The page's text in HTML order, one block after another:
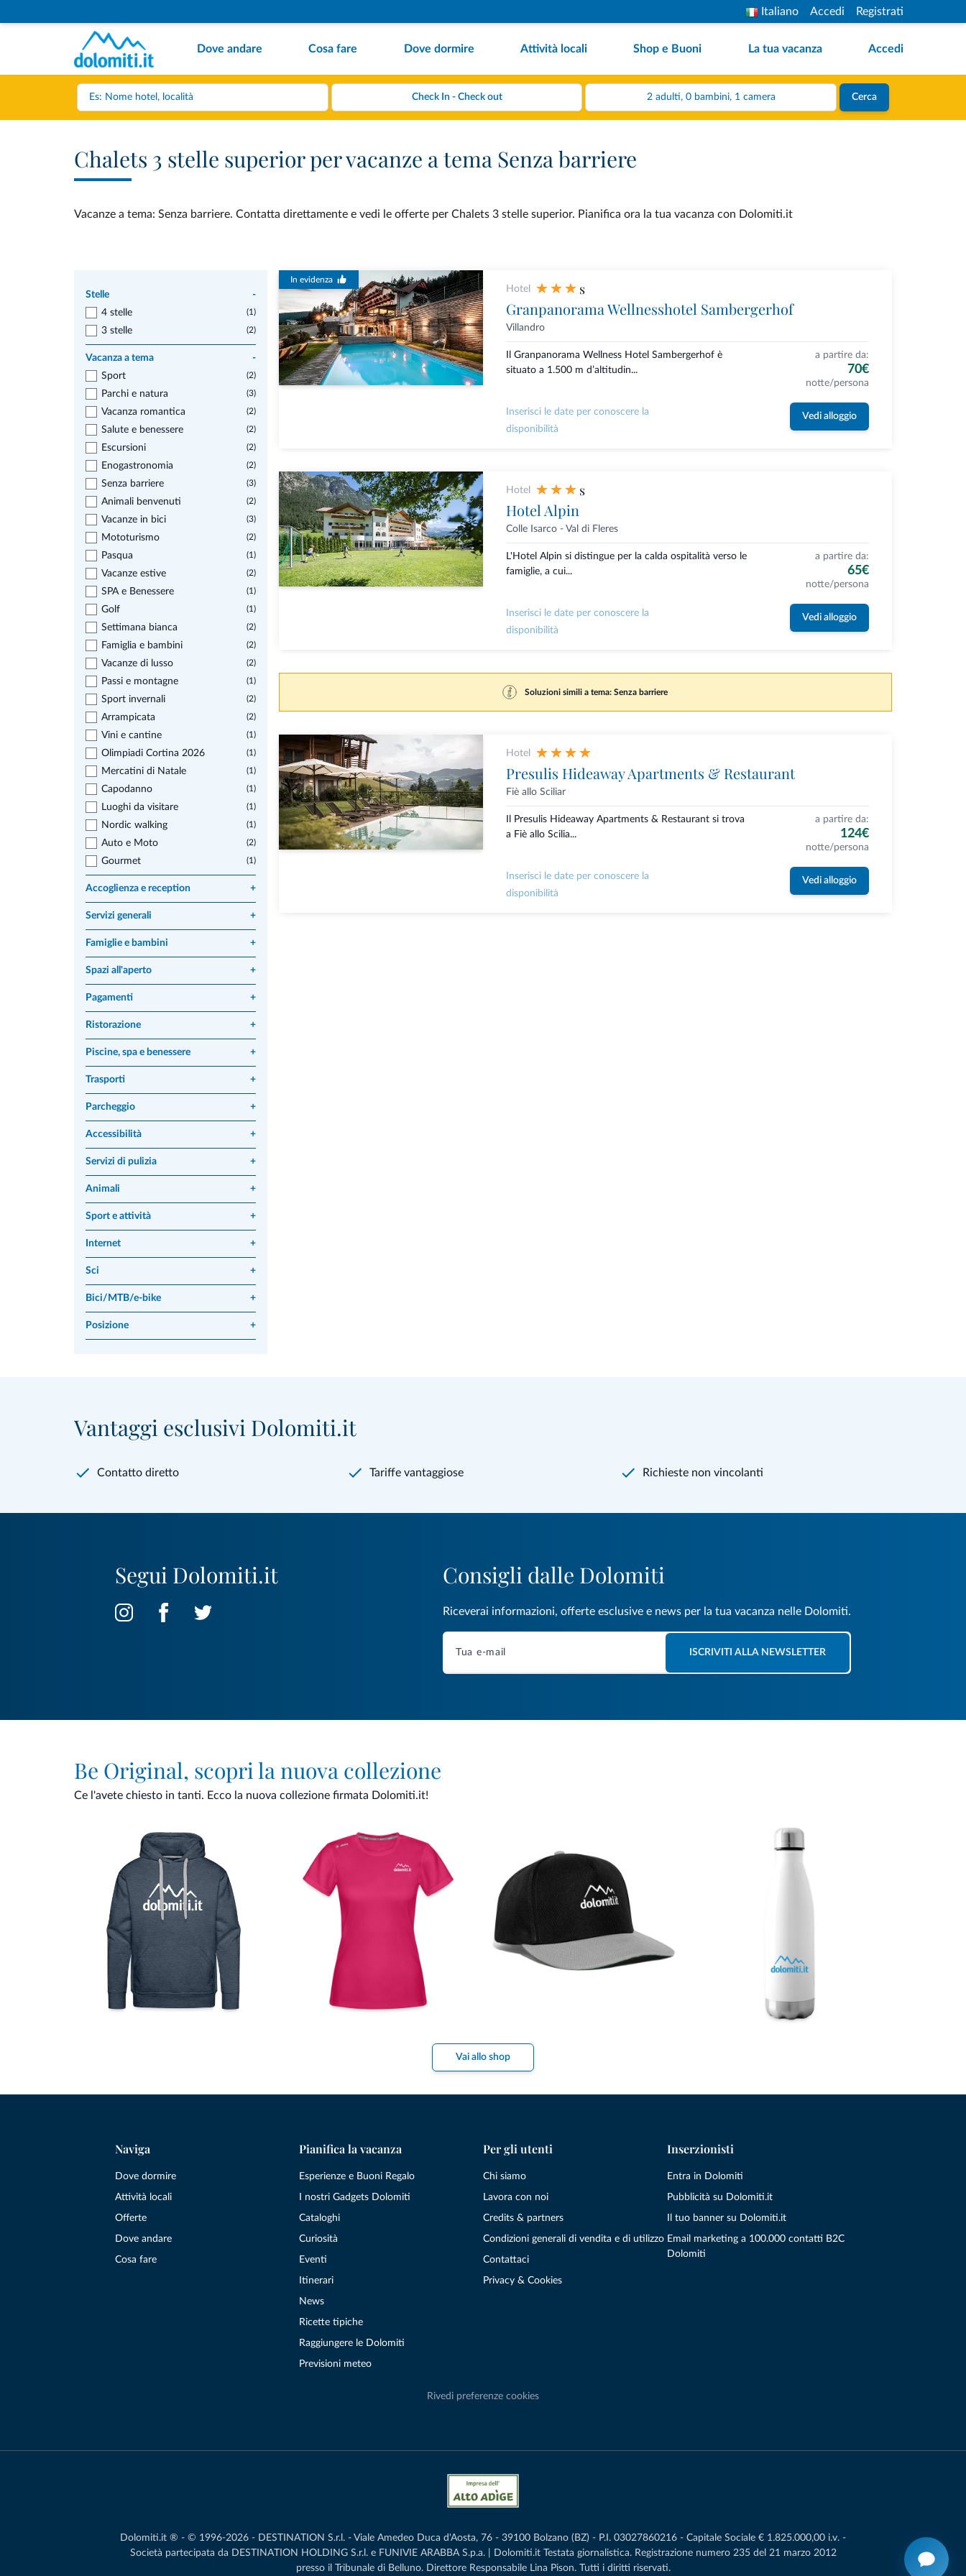
Italiano Accedi Registrati
Dove andare Cosa fare Dove dormire Attività locali Shop e Buoni La tua vacanza Accedi
2 adulti, 0 bambini, 1 camera Cerca
Chalets 3 stelle superior per vacanze a tema Senza barriere
Vacanze a tema: Senza barriere. Contatta direttamente e vedi le offerte per Chalets 3 stelle superior. Pianifica ora la tua vacanza con Dolomiti.it
Stelle
-
4 stelle
(1)
3 stelle (2)
Vacanza a tema
-
Sport
(2)
Parchi e natura (3)
Vacanza romantica (2)
Salute e benessere (2)
Escursioni (2)
Enogastronomia (2)
Senza barriere (3)
Animali benvenuti (2)
Vacanze in bici (3)
Mototurismo (2)
Pasqua (1)
Vacanze estive (2)
SPA e Benessere (1)
Golf (1)
Settimana bianca (2)
Famiglia e bambini (2)
Vacanze di lusso (2)
Passi e montagne (1)
Sport invernali (2)
Arrampicata (2)
Vini e cantine (1)
Olimpiadi Cortina 2026 (1)
Mercatini di Natale (1)
Capodanno (1)
Luoghi da visitare (1)
Nordic walking (1)
Auto e Moto (2)
Gourmet (1)
Accoglienza e reception +
Servizi generali +
Famiglie e bambini +
Spazi all'aperto +
Pagamenti +
Ristorazione +
Piscine, spa e benessere +
Trasporti +
Parcheggio +
Accessibilità +
Servizi di pulizia +
Animali +
Sport e attività +
Internet +
Sci +
Bici/MTB/e-bike +
Posizione +
In evidenza
Hotel s
Granpanorama Wellnesshotel Sambergerhof
Villandro
Il Granpanorama Wellness Hotel Sambergerhof è
situato a 1.500 m d’altitudin...
a partire da:
70€
notte/persona
Inserisci le date per conoscere la
disponibilità
Vedi alloggio
Hotel s
Hotel Alpin
Colle Isarco - Val di Fleres
L'Hotel Alpin si distingue per la calda ospitalità verso le
famiglie, a cui...
a partire da:
65€
notte/persona
Inserisci le date per conoscere la
disponibilità
Vedi alloggio
Soluzioni simili a tema: Senza barriere
Hotel
Presulis Hideaway Apartments & Restaurant
Fiè allo Sciliar
Il Presulis Hideaway Apartments & Restaurant si trova
a Fiè allo Scilia...
a partire da:
124€
notte/persona
Inserisci le date per conoscere la
disponibilità
Vedi alloggio
Vantaggi esclusivi Dolomiti.it
Contatto diretto Tariffe vantaggiose Richieste non vincolanti
Segui Dolomiti.it Consigli dalle Dolomiti
Riceverai informazioni, offerte esclusive e news per la tua vacanza nelle Dolomiti.
ISCRIVITI ALLA NEWSLETTER
Be Original, scopri la nuova collezione
Ce l'avete chiesto in tanti. Ecco la nuova collezione firmata Dolomiti.it!
Vai allo shop
Naviga
Dove dormire
Attività locali
Offerte
Dove andare
Cosa fare
Pianifica la vacanza
Esperienze e Buoni Regalo
I nostri Gadgets Dolomiti
Cataloghi
Curiosità
Eventi
Itinerari
News
Ricette tipiche
Raggiungere le Dolomiti
Previsioni meteo
Per gli utenti
Chi siamo
Lavora con noi
Credits & partners
Condizioni generali di vendita e di utilizzo
Contattaci
Privacy & Cookies
Inserzionisti
Entra in Dolomiti
Pubblicità su Dolomiti.it
Il tuo banner su Dolomiti.it
Email marketing a 100.000 contatti B2C
Dolomiti
Rivedi preferenze cookies
Dolomiti.it ® - © 1996-2026 - DESTINATION S.r.l. - Viale Amedeo Duca d'Aosta, 76 - 39100 Bolzano (BZ) - P.I. 03027860216 - Capitale Sociale € 1.825.000,00 i.v. -
Società partecipata da DESTINATION HOLDING S.r.l. e FUNIVIE ARABBA S.p.a. | Dolomiti.it Testata giornalistica. Registrazione numero 235 del 21 marzo 2012
presso il Tribunale di Belluno.­ Direttore Responsabile Lina Pison. Tutti i diritti riservati.